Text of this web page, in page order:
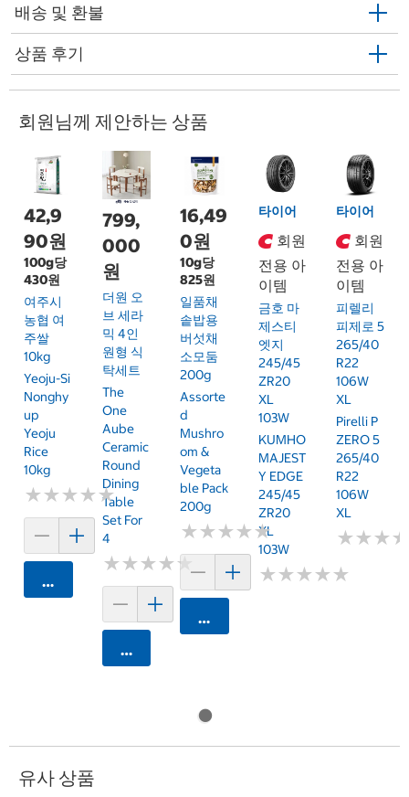
배송 및 환불
상품 후기
회원님께 제안하는 상품
42,9
90원
100g당
430원
여주시
농협 여
주쌀
10kg
Yeoju-Si
Nonghy
Up
Yeoju
Rice
10kg
★★★★★
★★★★★
카트에 담기
799,
000
원
더원 오
브 세라
믹 4인
원형 식
탁세트
The
One
Aube
Ceramic
Round
Dining
Table
Set For
4
★★★★★
★★★★★
카트에 담기
16,49
0원
10g당
825원
일품채
솥밥용
버섯채
소모둠
200g
Assorte
D
Mushro
Om &
Vegeta
Ble Pack
200g
★★★★★
★★★★★
카트에 담기
타이어
회원
전용 아
이템
금호 마
제스티
엣지
245/45
ZR20
XL
103W
KUMHO
MAJEST
Y EDGE
245/45
ZR20
XL
103W
★★★★★
★★★★★
타이어
회원
전용 아
이템
피렐리
피제로 5
265/40
R22
106W
XL
Pirelli P
ZERO 5
265/40
R22
106W
XL
★★★
★★★
유사 상품